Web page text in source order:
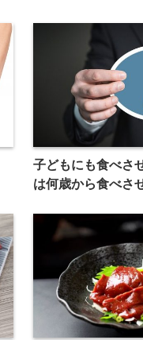
子どもにも食べさ
は何歳から食べさ